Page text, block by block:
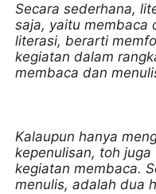
Secara sederhana,
saja, yaitu membaca
literasi, berarti
kegiatan dalam
membaca dan
Kalaupun hanya
kepenulisan, toh
kegiatan membaca.
menulis, adalah dua